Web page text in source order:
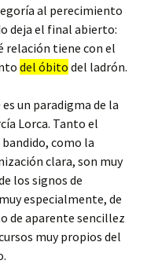
al perecimiento
deja el final abierto:
relación tiene con el
del óbito del ladrón.
es un paradigma de la
Lorca. Tanto el
como la
clara, son muy
los signos de
especialmente, de
de aparente sencillez
muy propios del